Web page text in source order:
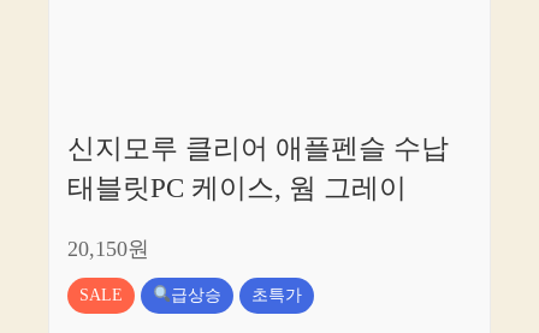
신지모루 클리어 애플펜슬 수납
태블릿PC 케이스, 웜 그레이
20,150원
SALE 급상승 초특가